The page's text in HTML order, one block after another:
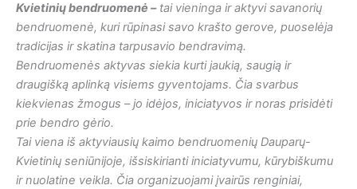
Kvietinių bendruomenė –tai vieninga ir aktyvi savanorių
bendruomenė, kuri rūpinasi savo krašto gerove, puoselėja
tradicijas ir skatina tarpusavio bendravimą.
Bendruomenės aktyvas siekia kurti jaukią, saugią ir
draugišką aplinką visiems gyventojams. Čia svarbus
kiekvienas žmogus – jo idėjos, iniciatyvos ir noras prisidėti
prie bendro gėrio.
Tai viena iš aktyviausių kaimo bendruomenių Dauparų-
Kvietinių seniūnijoje, išsiskirianti iniciatyvumu, kūrybiškumu
ir nuolatine veikla. Čia organizuojami įvairūs renginiai,